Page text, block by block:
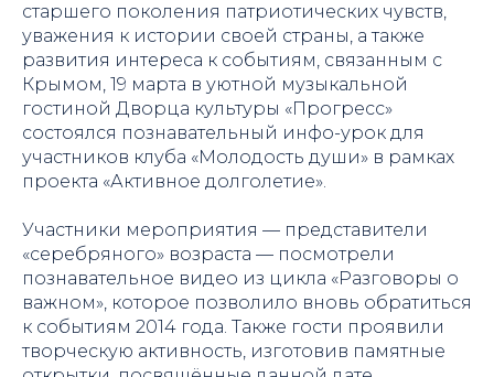
старшего поколения патриотических чувств,
уважения к истории своей страны, а также
развития интереса к событиям, связанным с
Крымом, 19 марта в уютной музыкальной
гостиной Дворца культуры «Прогресс»
состоялся познавательный инфо-урок для
участников клуба «Молодость души» в рамках
проекта «Активное долголетие».
Участники мероприятия — представители
«серебряного» возраста — посмотрели
познавательное видео из цикла «Разговоры о
важном», которое позволило вновь обратиться
к событиям 2014 года. Также гости проявили
творческую активность, изготовив памятные